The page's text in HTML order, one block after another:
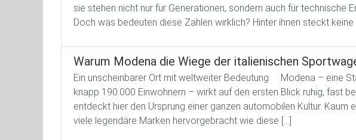
sie stehen nicht nur für Generationen, sondern auch für technische
Doch was bedeuten diese Zahlen wirklich? Hinter ihnen steckt keine
Warum Modena die Wiege der italienischen
Ein unscheinbarer Ort mit weltweiter Bedeutung Modena – eine
knapp 190.000 Einwohnern – wirkt auf den ersten Blick ruhig, fast
entdeckt hier den Ursprung einer ganzen automobilen Kultur. Kaum
viele legendäre Marken hervorgebracht wie diese […]